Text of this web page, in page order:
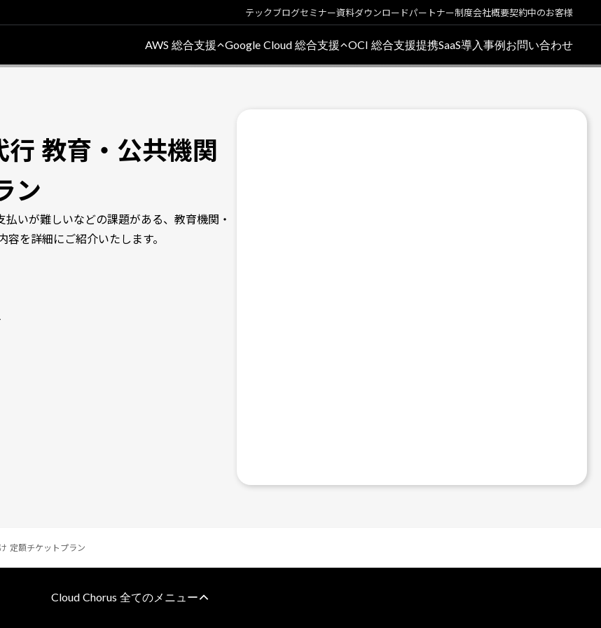
テックブログセミナー資料ダウンロードパートナー制度会社概要契約中のお客様
AWS 総合支援 Google Cloud 総合支援 OCI 総合支援提携SaaS導入事例お問い合わせ
教育・公共機関
ン
いが難しいなどの課題がある、教育機関・
を詳細にご紹介いたします。
定額チケットプラン
Cloud Chorus 全てのメニュー